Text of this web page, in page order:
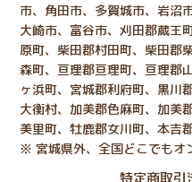
市、角田市、多賀城市、岩沼
大崎市、富谷市、刈田郡蔵王
原町、柴田郡村田町、柴田郡
森町、亘理郡亘理町、亘理郡
ヶ浜町、宮城郡利府町、黒川
大衡村、加美郡色麻町、加美
美里町、牡鹿郡女川町、本吉
※ 宮城県外、全国どこでもオ
特定商取引